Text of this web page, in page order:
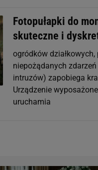
Fotopułapki do
skuteczne i
ogródków
niepożądanych
intruzów) zapobiega
Urządzenie
uruchamia